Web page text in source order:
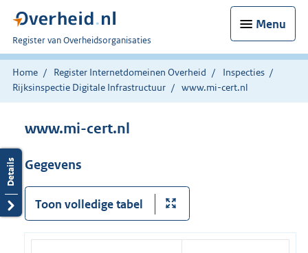
Menu
U
bent
nu
hier:
Register van Overheidsorganisaties
Home Register Internetdomeinen Overheid
Inspecties
Rijksinspectie Digitale Infrastructuur
www.mi-cert.nl
www.mi-cert.nl
Gegevens
Toon volledige tabel